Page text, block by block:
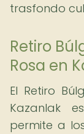
trasfondo
Retiro
Rosa en
El Retiro
Kazanlak
permite a